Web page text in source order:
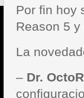
Por fin hoy
Reason 5 y
La
– Dr.